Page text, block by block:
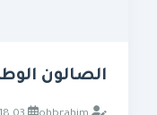
الصالون